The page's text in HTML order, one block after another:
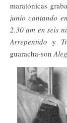
maratónicas
junio cantando
2.30 am en seis
Arrepentido y
guaracha-son